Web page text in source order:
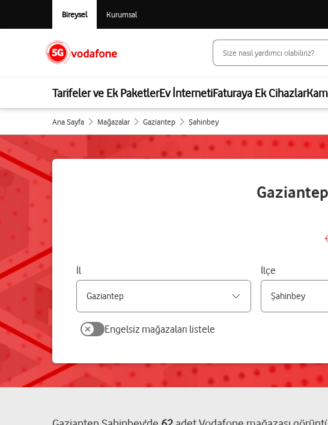
Bireysel Kurumsal
Tarifeler ve Ek PaketlerEv İnternetiFaturaya Ek Cihazlar
Ana Sayfa Mağazalar Gaziantep Şahinbey
İl İlçe
Engelsiz mağazaları listele